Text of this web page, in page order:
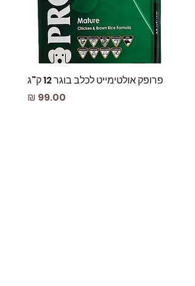
פרופק אולטימייט לכלב בוגר 12 ק"ג
מחיר